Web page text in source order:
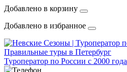
Добавлено в корзину
Добавлено в избранное
Туроператор по России с 2000 года